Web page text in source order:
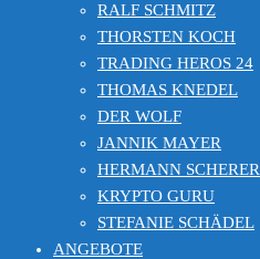
RALF SCHMITZ
THORSTEN KOCH
TRADING HEROS 24
THOMAS KNEDEL
DER WOLF
JANNIK MAYER
HERMANN SCHERER
KRYPTO GURU
STEFANIE SCHÄDEL
ANGEBOTE